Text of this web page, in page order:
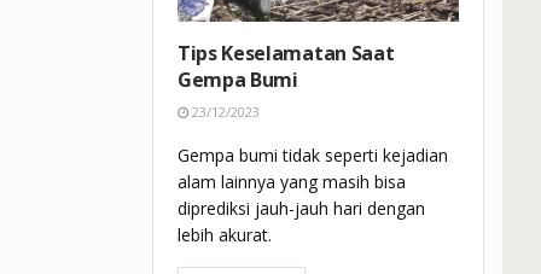
Tips Keselamatan Saat
Gempa Bumi
23/12/2023
Gempa bumi tidak seperti kejadian
alam lainnya yang masih bisa
diprediksi jauh-jauh hari dengan
lebih akurat.